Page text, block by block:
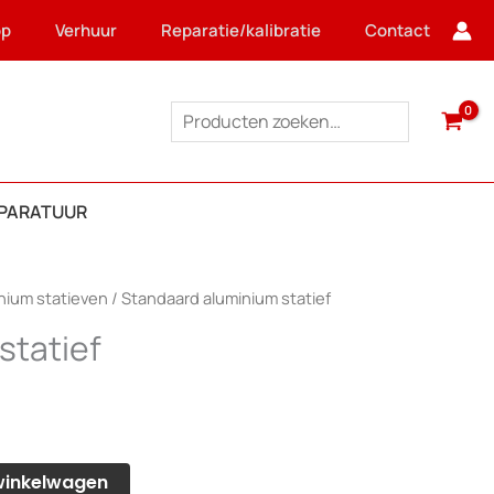
Verhuur Reparatie/kalibratie Contact
Zoeken
statieven / Standaard aluminium statief